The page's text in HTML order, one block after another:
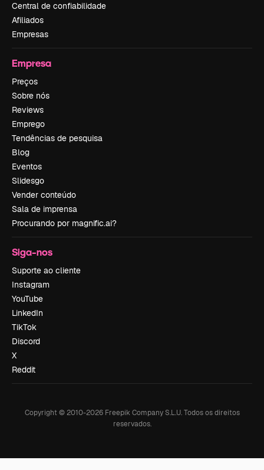
Central de confiabilidade
Afiliados
Empresas
Empresa
Preços
Sobre nós
Reviews
Emprego
Tendências de pesquisa
Blog
Eventos
Slidesgo
Vender conteúdo
Sala de imprensa
Procurando por magnific.ai?
Siga-nos
Suporte ao cliente
Instagram
YouTube
LinkedIn
TikTok
Discord
X
Reddit
Copyright © 2010-2026Freepik Company S.L.U. Todos os direitos
reservados.